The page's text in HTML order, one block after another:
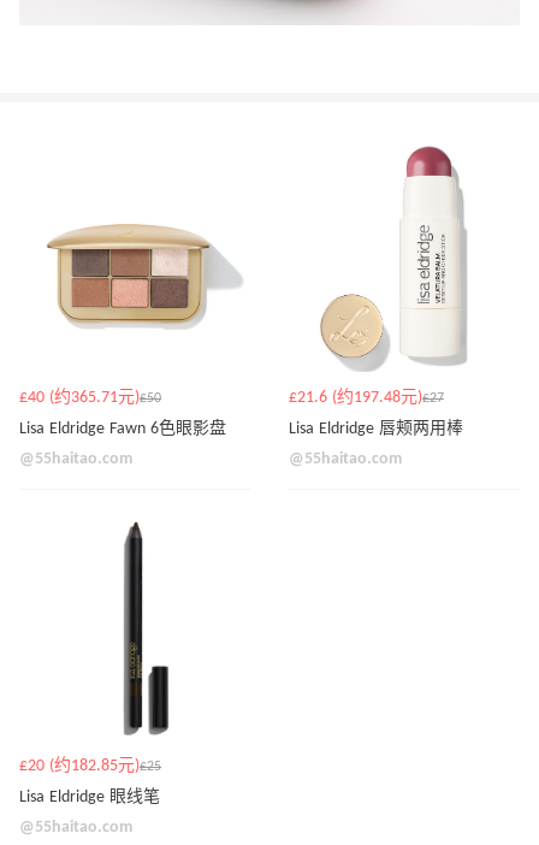
£40 (约365.71元)£50
Lisa Eldridge Fawn 6色眼影盘
@55haitao.com
£21.6 (约197.48元)£27
Lisa Eldridge 唇颊两用棒
@55haitao.com
£20 (约182.85元)£25
Lisa Eldridge 眼线笔
@55haitao.com